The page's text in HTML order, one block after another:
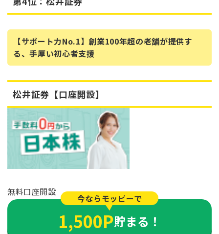
【サポート力No.1】創業100年超の老舗が提供す
る、手厚い初心者支援
松井証券【口座開設】
無料口座開設
今ならモッピーで
1,500P貯まる！